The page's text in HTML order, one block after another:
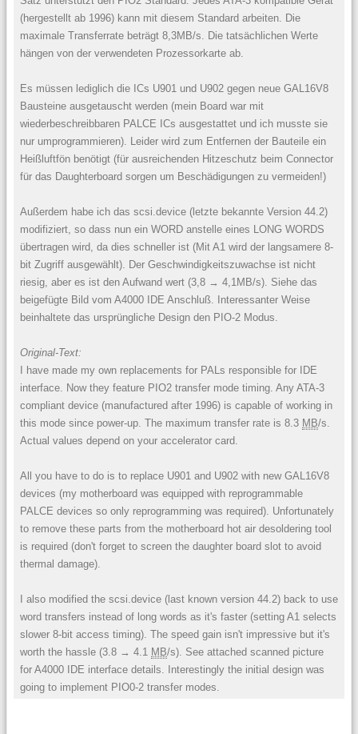
(hergestellt ab 1996) kann mit diesem Standard arbeiten. Die
maximale Transferrate beträgt 8,3MB/s. Die tatsächlichen Werte
hängen von der verwendeten Prozessorkarte ab.
Es müssen lediglich die ICs U901 und U902 gegen neue GAL16V8
Bausteine ausgetauscht werden (mein Board war mit
wiederbeschreibbaren PALCE ICs ausgestattet und ich musste sie
nur umprogrammieren). Leider wird zum Entfernen der Bauteile ein
Heißluftfön benötigt (für ausreichenden Hitzeschutz beim Connector
für das Daughterboard sorgen um Beschädigungen zu vermeiden!)
Außerdem habe ich das scsi.device (letzte bekannte Version 44.2)
modifiziert, so dass nun ein WORD anstelle eines LONG WORDS
übertragen wird, da dies schneller ist (Mit A1 wird der langsamere 8-
bit Zugriff ausgewählt). Der Geschwindigkeitszuwachse ist nicht
riesig, aber es ist den Aufwand wert (3,8 → 4,1MB/s). Siehe das
beigefügte Bild vom A4000 IDE Anschluß. Interessanter Weise
beinhaltete das ursprüngliche Design den PIO-2 Modus.
Original-Text:
I have made my own replacements for PALs responsible for IDE
interface. Now they feature PIO2 transfer mode timing. Any ATA-3
compliant device (manufactured after 1996) is capable of working in
this mode since power-up. The maximum transfer rate is 8.3 MB/s.
Actual values depend on your accelerator card.
All you have to do is to replace U901 and U902 with new GAL16V8
devices (my motherboard was equipped with reprogrammable
PALCE devices so only reprogramming was required). Unfortunately
to remove these parts from the motherboard hot air desoldering tool
is required (don't forget to screen the daughter board slot to avoid
thermal damage).
I also modified the scsi.device (last known version 44.2) back to use
word transfers instead of long words as it's faster (setting A1 selects
slower 8-bit access timing). The speed gain isn't impressive but it's
worth the hassle (3.8 → 4.1 MB/s). See attached scanned picture
for A4000 IDE interface details. Interestingly the initial design was
going to implement PIO0-2 transfer modes.